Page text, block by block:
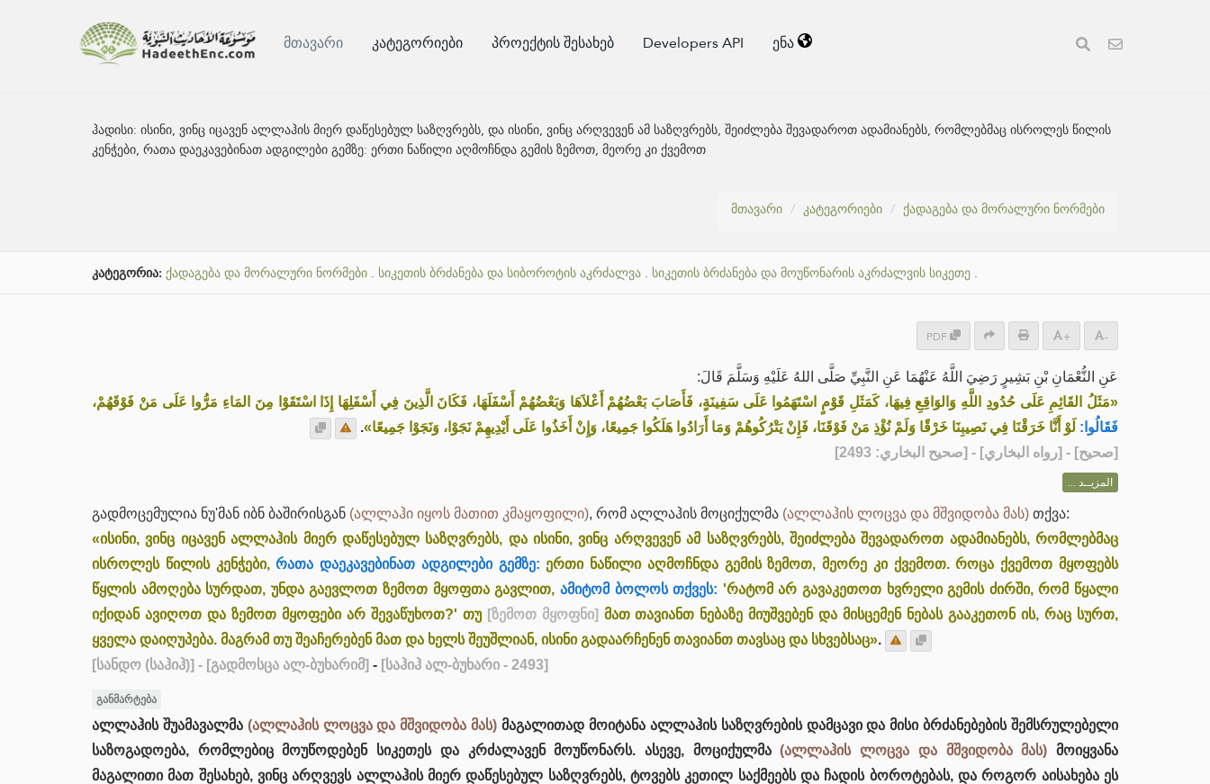
მთავარი კატეგორიები პროექტის შესახებ Developers API ენა
ჰადისი:ისინი, ვინც იცავენ ალლაჰის მიერ დაწესებულ საზღვრებს, და ისინი, ვინც არღვევენ ამ საზღვრებს, შეიძლება შევადაროთ ადამიანებს, რომლებმაც ისროლეს წილის
კენჭები, რათა დაეკავებინათ ადგილები გემზე: ერთი ნაწილი აღმოჩნდა გემის ზემოთ, მეორე კი ქვემოთ
მთავარი კატეგორიები ქადაგება და მორალური ნორმები
კატეგორია: ქადაგება და მორალური ნორმები . სიკეთის ბრძანება და სიბოროტის აკრძალვა . სიკეთის ბრძანება და მოუწონარის აკრძალვის სიკეთე .
PDF + -
عَنِ النُّعْمَانِ بْنِ بَشِيرٍ رَضِيَ اللَّهُ عَنْهُمَا عَنِ النَّبِيِّ صَلَّى اللهُ عَلَيْهِ وَسَلَّمَ قَالَ:
«مَثَلُ القَائِمِ عَلَى حُدُودِ اللَّهِ وَالوَاقِعِ فِيهَا، كَمَثَلِ قَوْمٍ اسْتَهَمُوا عَلَى سَفِينَةٍ، فَأَصَابَ بَعْضُهُمْ أَعْلاَهَا وَبَعْضُهُمْ أَسْفَلَهَا، فَكَانَ الَّذِينَ فِي أَسْفَلِهَا إِذَا اسْتَقَوْا مِنَ المَاءِ مَرُّوا عَلَى مَنْ فَوْقَهُمْ،
فَقَالُوا: لَوْ أَنَّا خَرَقْنَا فِي نَصِيبِنَا خَرْقًا وَلَمْ نُؤْذِ مَنْ فَوْقَنَا، فَإِنْ يَتْرُكُوهُمْ وَمَا أَرَادُوا هَلَكُوا جَمِيعًا، وَإِنْ أَخَذُوا عَلَى أَيْدِيهِمْ نَجَوْا، وَنَجَوْا جَمِيعًا».
[صحيح] - [رواه البخاري] - [صحيح البخاري: 2493]
المزيــد ...
გადმოცემულია ნუ'მან იბნ ბაშირისგან (ალლაჰი იყოს მათით კმაყოფილი), რომ ალლაჰის მოციქულმა (ალლაჰის ლოცვა და მშვიდობა მას) თქვა:
«ისინი, ვინც იცავენ ალლაჰის მიერ დაწესებულ საზღვრებს, და ისინი, ვინც არღვევენ ამ საზღვრებს, შეიძლება შევადაროთ ადამიანებს, რომლებმაც
ისროლეს წილის კენჭები,რათა დაეკავებინათ ადგილები გემზე: ერთი ნაწილი აღმოჩნდა გემის ზემოთ, მეორე კი ქვემოთ. როცა ქვემოთ მყოფებს
წყლის ამოღება სურდათ, უნდა გაევლოთ ზემოთ მყოფთა გავლით, ამიტომ ბოლოს თქვეს: 'რატომ არ გავაკეთოთ ხვრელი გემის ძირში, რომ წყალი
იქიდან ავიღოთ და ზემოთ მყოფები არ შევაწუხოთ?' თუ [ზემოთ მყოფნი] მათ თავიანთ ნებაზე მიუშვებენ და მისცემენ ნებას გააკეთონ ის, რაც სურთ,
ყველა დაიღუპება. მაგრამ თუ შეაჩერებენ მათ და ხელს შეუშლიან, ისინი გადაარჩენენ თავიანთ თავსაც და სხვებსაც».
[სანდო (საჰიჰ)] - [გადმოსცა ალ-ბუხარიმ] - [საჰიჰ ალ-ბუხარი - 2493]
განმარტება
ალლაჰის შუამავალმა (ალლაჰის ლოცვა და მშვიდობა მას) მაგალითად მოიტანა ალლაჰის საზღვრების დამცავი და მისი ბრძანებების შემსრულებელი
საზოგადოება, რომლებიც მოუწოდებენ სიკეთეს და კრძალავენ მოუწონარს. ასევე, მოციქულმა(ალლაჰის ლოცვა და მშვიდობა მას) მოიყვანა
მაგალითი მათ შესახებ, ვინც არღვევს ალლაჰის მიერ დაწესებულ საზღვრებს, ტოვებს კეთილ საქმეებს და ჩადის ბოროტებას, და როგორ აისახება ეს